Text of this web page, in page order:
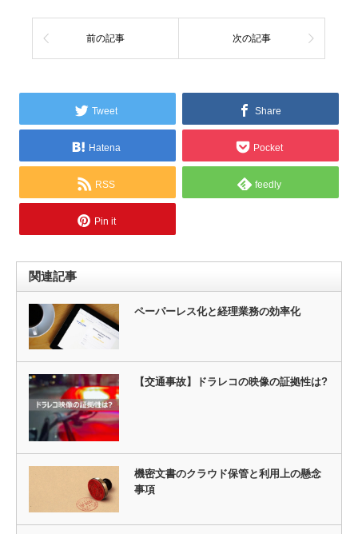
前の記事 次の記事
Tweet Share
Hatena Pocket
RSS feedly
Pin it
関連記事
ペーパーレス化と経理業務の効率化
【交通事故】ドラレコの映像の証拠性は?
機密文書のクラウド保管と利用上の懸念
事項